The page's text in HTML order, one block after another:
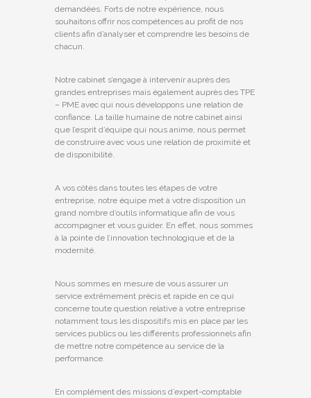
demandées. Forts de notre expérience, nous
souhaitons offrir nos compétences au profit de nos
clients afin d’analyser et comprendre les besoins de
chacun.
Notre cabinet s’engage à intervenir auprès des
grandes entreprises mais également auprès des TPE
– PME avec qui nous développons une relation de
confiance. La taille humaine de notre cabinet ainsi
que l’esprit d’équipe qui nous anime, nous permet
de construire avec vous une relation de proximité et
de disponibilité.
A vos côtés dans toutes les étapes de votre
entreprise, notre équipe met à votre disposition un
grand nombre d’outils informatique afin de vous
accompagner et vous guider. En effet, nous sommes
à la pointe de l’innovation technologique et de la
modernité.
Nous sommes en mesure de vous assurer un
service extrêmement précis et rapide en ce qui
concerne toute question relative à votre entreprise
notamment tous les dispositifs mis en place par les
services publics ou les différents professionnels afin
de mettre notre compétence au service de la
performance.
En complément des missions d’expert-comptable